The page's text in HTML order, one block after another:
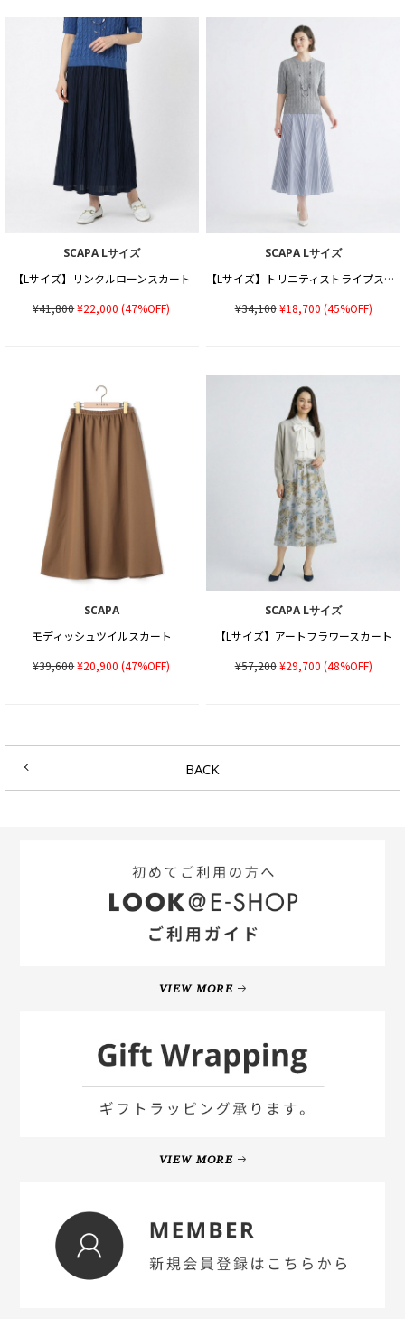
SCAPA Lサイズ
【Lサイズ】リンクルローンスカート
¥41,800¥22,000 (47%OFF)
SCAPA Lサイズ
【Lサイズ】トリニティストライプスカート
¥34,100¥18,700 (45%OFF)
SCAPA
モディッシュツイルスカート
¥39,600¥20,900 (47%OFF)
SCAPA Lサイズ
【Lサイズ】アートフラワースカート
¥57,200¥29,700 (48%OFF)
BACK
VIEW MORE
VIEW MORE